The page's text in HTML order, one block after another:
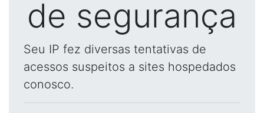
de segurança
Seu IP fez diversas tentativas de
acessos suspeitos a sites hospedados
conosco.